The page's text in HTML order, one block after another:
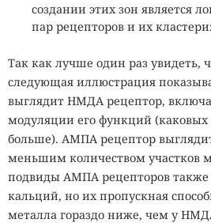
создании этих зон является
пар рецепторов и их
Так как лучше один раз увидеть,
следующая иллюстрация
выглядит НМДА рецептор,
модуляции его функций (каковых
больше). АМПА рецептор
меньшим количеством участков
подвиды АМПА рецепторов также
кальций, но их пропускная
металла гораздо ниже, чем у